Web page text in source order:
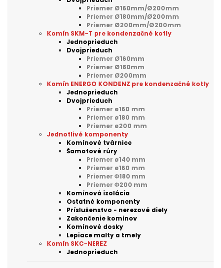
Priemer Ø160mm/Ø200mm
Priemer Ø180mm/Ø200mm
Priemer Ø200mm/Ø200mm
Komín SKM-T pre kondenzačné kotly
Jednoprieduch
Dvojprieduch
Priemer Ø160mm
Priemer Ø180mm
Priemer Ø200mm
Komín ENERGO KONDENZ pre kondenzačné kotly
Jednoprieduch
Dvojprieduch
Priemer ø160 mm
Priemer ø180 mm
Priemer ø200 mm
Jednotlivé komponenty
Komínové tvárnice
Šamotové rúry
Priemer ø140 mm
Priemer ø160 mm
Priemer Φ180 mm
Priemer Φ200 mm
Komínová izolácia
Ostatné komponenty
Príslušenstvo - nerezové diely
Zakončenie komínov
Komínové dosky
Lepiace malty a tmely
Komín SKC-NEREZ
Jednoprieduch